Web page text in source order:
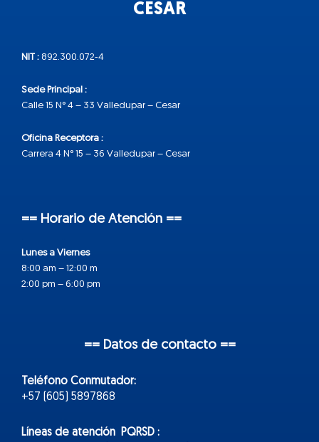
CESAR
NIT : 892.300.072-4
Sede Principal :
Calle 15 N° 4 – 33 Valledupar – Cesar
Oficina Receptora :
Carrera 4 N° 15 – 36 Valledupar – Cesar
== Horario de Atención ==
Lunes a Viernes
8:00 am – 12:00 m
2:00 pm – 6:00 pm
== Datos de contacto ==
Teléfono Conmutador:
+57 (605) 5897868
Líneas de atención PQRSD :